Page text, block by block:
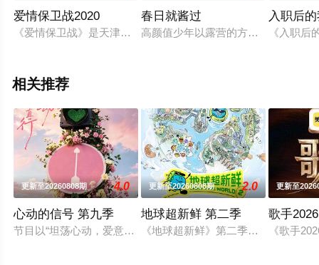
爱情保卫战2020
《爱情保卫战》是天津卫视推出的情感心理节目，节目现场邀
春日就酱过
高颜值少年以露营的方式解锁周末短
入职后
《入职
相关推荐
更新至20260808期 4.0
心动的信号 第九季
节目以“坦荡心动，爱意直行”为核心主题，聚焦真诚直白的新
更新至20260808期 2.0
地球超新鲜 第二季
《地球超新鲜》第二季继续以快乐
更新至
歌手2026
《歌手